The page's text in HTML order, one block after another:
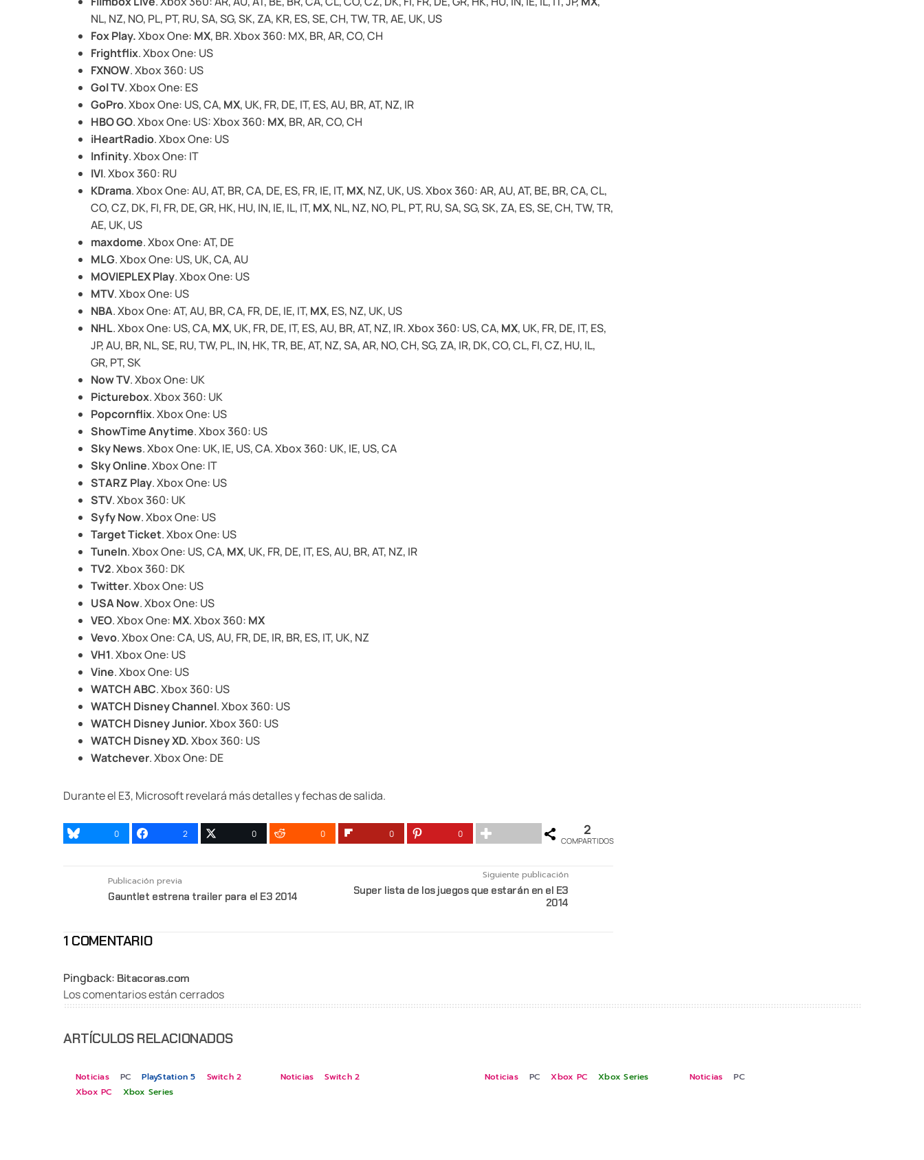
NL, NZ, NO, PL, PT, RU, SA, SG, SK, ZA, KR, ES, SE, CH, TW, TR, AE, UK, US
Fox Play.Xbox One: MX, BR. Xbox 360: MX, BR, AR, CO, CH
Frightflix. Xbox One: US
FXNOW. Xbox 360: US
Gol TV. Xbox One: ES
GoPro. Xbox One: US, CA, MX, UK, FR, DE, IT, ES, AU, BR, AT, NZ, IR
HBO GO. Xbox One: US: Xbox 360: MX, BR, AR, CO, CH
iHeartRadio. Xbox One: US
Infinity. Xbox One: IT
IVI. Xbox 360: RU
KDrama. Xbox One: AU, AT, BR, CA, DE, ES, FR, IE, IT, MX, NZ, UK, US. Xbox 360: AR, AU, AT, BE, BR, CA, CL,
CO, CZ, DK, FI, FR, DE, GR, HK, HU, IN, IE, IL, IT, MX, NL, NZ, NO, PL, PT, RU, SA, SG, SK, ZA, ES, SE, CH, TW, TR,
AE, UK, US
maxdome. Xbox One: AT, DE
MLG. Xbox One: US, UK, CA, AU
MOVIEPLEX Play. Xbox One: US
MTV. Xbox One: US
NBA. Xbox One: AT, AU, BR, CA, FR, DE, IE, IT, MX, ES, NZ, UK, US
NHL. Xbox One: US, CA, MX, UK, FR, DE, IT, ES, AU, BR, AT, NZ, IR. Xbox 360: US, CA, MX, UK, FR, DE, IT, ES,
JP, AU, BR, NL, SE, RU, TW, PL, IN, HK, TR, BE, AT, NZ, SA, AR, NO, CH, SG, ZA, IR, DK, CO, CL, FI, CZ, HU, IL,
GR, PT, SK
Now TV. Xbox One: UK
Picturebox. Xbox 360: UK
Popcornflix. Xbox One: US
ShowTime Anytime. Xbox 360: US
Sky News. Xbox One: UK, IE, US, CA. Xbox 360: UK, IE, US, CA
Sky Online. Xbox One: IT
STARZ Play. Xbox One: US
STV. Xbox 360: UK
Syfy Now. Xbox One: US
Target Ticket. Xbox One: US
TuneIn. Xbox One: US, CA, MX, UK, FR, DE, IT, ES, AU, BR, AT, NZ, IR
TV2. Xbox 360: DK
Twitter. Xbox One: US
USA Now. Xbox One: US
VEO. Xbox One: MX. Xbox 360: MX
Vevo. Xbox One: CA, US, AU, FR, DE, IR, BR, ES, IT, UK, NZ
VH1. Xbox One: US
Vine. Xbox One: US
WATCH ABC. Xbox 360: US
WATCH Disney Channel. Xbox 360: US
WATCH Disney Junior.Xbox 360: US
WATCH Disney XD.Xbox 360: US
Watchever. Xbox One: DE
Durante el E3, Microsoft revelará más detalles y fechas de salida.
0 2 0 0 0 0 2
COMPARTIDOS
Publicación previa
Gauntlet estrena trailer para el E3 2014
Siguiente publicación
Super lista de los juegos que estarán en el E3
2014
1 COMENTARIO
Pingback: Bitacoras.com
Los comentarios están cerrados
ARTÍCULOS RELACIONADOS
Noticias PC PlayStation 5
Switch 2
Xbox PC
Xbox Series
Noticias Switch 2 Noticias PC Xbox PC Xbox Series Noticias PC